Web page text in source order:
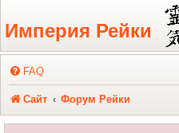
Регистрация
Империя Рейки
FAQ
Сайт Форум Рейки